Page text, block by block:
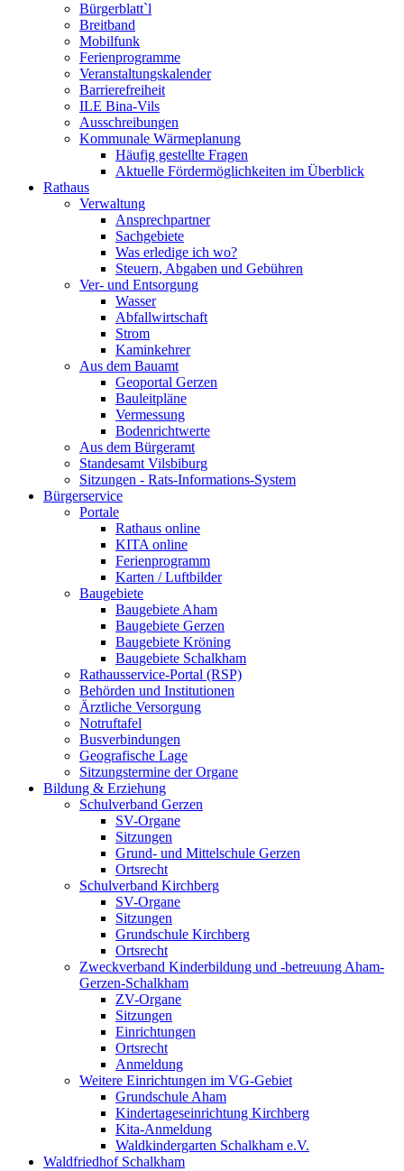
Bürgerblatt`l
Breitband
Mobilfunk
Ferienprogramme
Veranstaltungskalender
Barrierefreiheit
ILE Bina-Vils
Ausschreibungen
Kommunale Wärmeplanung
Häufig gestellte Fragen
Aktuelle Fördermöglichkeiten im Überblick
Rathaus
Verwaltung
Ansprechpartner
Sachgebiete
Was erledige ich wo?
Steuern, Abgaben und Gebühren
Ver- und Entsorgung
Wasser
Abfallwirtschaft
Strom
Kaminkehrer
Aus dem Bauamt
Geoportal Gerzen
Bauleitpläne
Vermessung
Bodenrichtwerte
Aus dem Bürgeramt
Standesamt Vilsbiburg
Sitzungen - Rats-Informations-System
Bürgerservice
Portale
Rathaus online
KITA online
Ferienprogramm
Karten / Luftbilder
Baugebiete
Baugebiete Aham
Baugebiete Gerzen
Baugebiete Kröning
Baugebiete Schalkham
Rathausservice-Portal (RSP)
Behörden und Institutionen
Ärztliche Versorgung
Notruftafel
Busverbindungen
Geografische Lage
Sitzungstermine der Organe
Bildung & Erziehung
Schulverband Gerzen
SV-Organe
Sitzungen
Grund- und Mittelschule Gerzen
Ortsrecht
Schulverband Kirchberg
SV-Organe
Sitzungen
Grundschule Kirchberg
Ortsrecht
Zweckverband Kinderbildung und -betreuung Aham-
Gerzen-Schalkham
ZV-Organe
Sitzungen
Einrichtungen
Ortsrecht
Anmeldung
Weitere Einrichtungen im VG-Gebiet
Grundschule Aham
Kindertageseinrichtung Kirchberg
Kita-Anmeldung
Waldkindergarten Schalkham e.V.
Waldfriedhof Schalkham